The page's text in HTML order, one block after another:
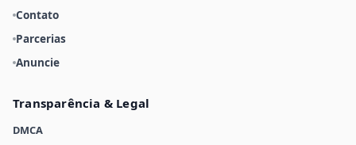
Contato
Parcerias
Anuncie
Transparência & Legal
DMCA